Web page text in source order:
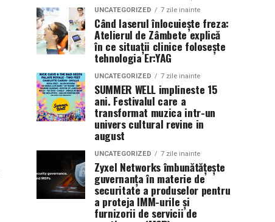
UNCATEGORIZED 7 zile inainte
Când laserul înlocuiește freza:
Atelierul de Zâmbete explică
în ce situații clinice folosește
tehnologia Er:YAG
UNCATEGORIZED 7 zile inainte
SUMMER WELL implineste 15
ani. Festivalul care a
transformat muzica intr-un
univers cultural revine in
august
UNCATEGORIZED 7 zile inainte
Zyxel Networks îmbunătățește
guvernanța în materie de
securitate a produselor pentru
a proteja IMM-urile și
furnizorii de servicii de